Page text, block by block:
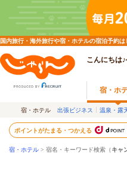
国内旅行・海外旅行や宿・ホテルの宿泊予約
こんにちは
宿・ホ
宿・ホテル 出張ビジネス 温泉・露
ポイントがたまる・つかえる
宿・ホテル > 宿名・キーワード検索（キャ